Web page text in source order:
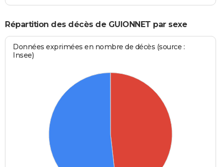
Répartition des décès de GUIONNET par sexe
Données exprimées en nombre de décès (source :
Insee)